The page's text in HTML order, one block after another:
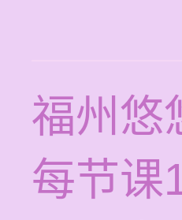
福州悠
每节课